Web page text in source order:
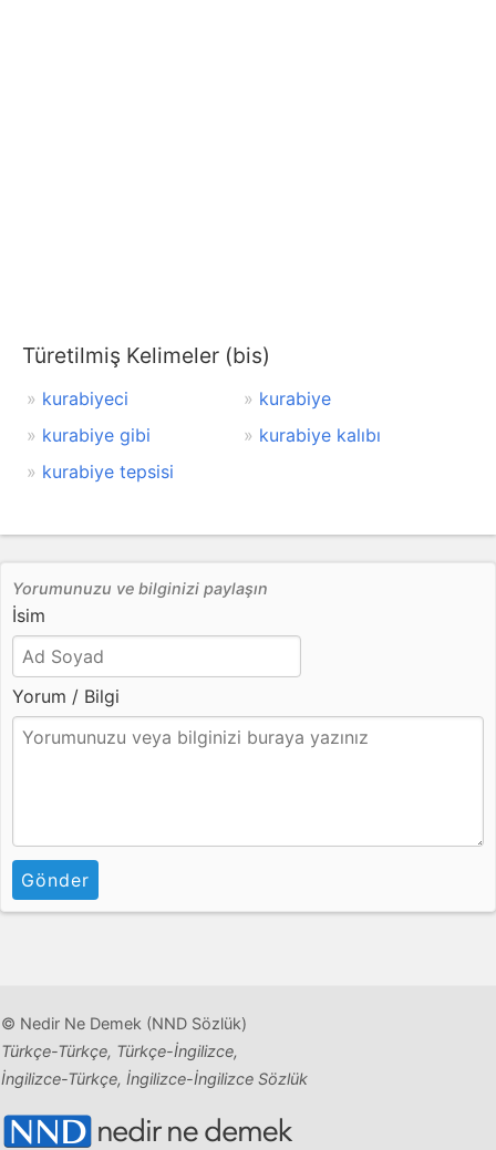
Türetilmiş Kelimeler (bis)
kurabiyeci
kurabiye
kurabiye gibi
kurabiye kalıbı
kurabiye tepsisi
Yorumunuzu ve bilginizi paylaşın
İsim
Yorum / Bilgi
Gönder
© Nedir Ne Demek (NND Sözlük)
Türkçe-Türkçe, Türkçe-İngilizce,
İngilizce-Türkçe, İngilizce-İngilizce Sözlük